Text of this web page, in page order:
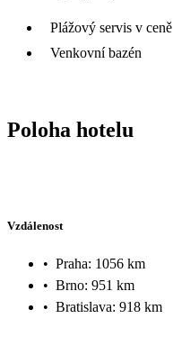
Plážový servis v ceně
Venkovní bazén
Poloha hotelu
Vzdálenost
• Praha: 1056 km
• Brno: 951 km
• Bratislava: 918 km